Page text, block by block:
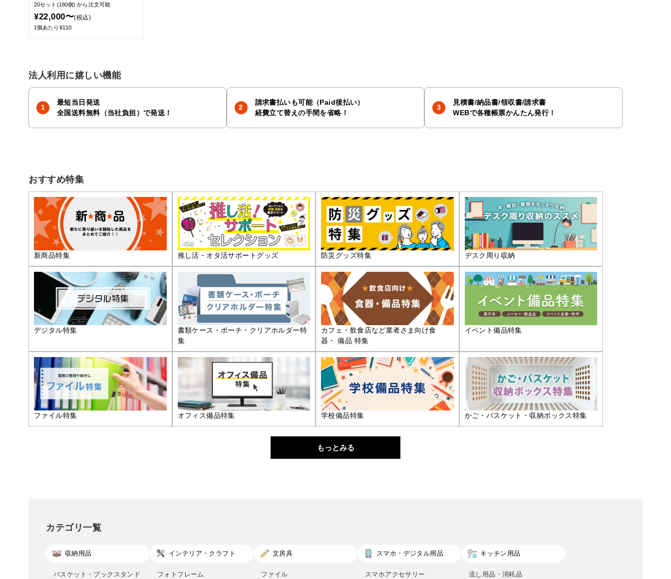
20セット(180個)から注文可能
¥22,000〜(税込)
1個あたり¥110
法人利用に嬉しい機能
最短当日発送
全国送料無料（当社負担）で発送！
請求書払いも可能（Paid後払い）
経費立て替えの手間を省略！
見積書/納品書/領収書/請求書
WEBで各種帳票かんたん発行！
おすすめ特集
新商品特集 推し活・オタ活サポートグッズ 防災グッズ特集 デスク周り収納
デジタル特集
書類ケース・ポーチ・クリアホルダー特
集
カフェ・飲食店など業者さま向け食
器・ 備品 特集
イベント備品特集
ファイル特集 オフィス備品特集 学校備品特集 かご・バスケット・収納ボックス特集
もっとみる
カテゴリ一覧
収納用品
バスケット・ブックスタンド
インテリア・クラフト
フォトフレーム
文房具
ファイル
スマホ・デジタル用品
スマホアクセサリー
キッチン用品
流し用品・消耗品